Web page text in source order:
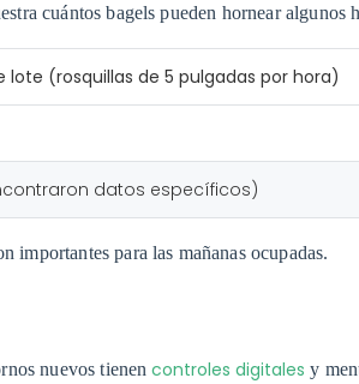
cuántos bagels pueden hornear algunos
lote (rosquillas de 5 pulgadas por hora)
datos específicos)
importantes para las mañanas ocupadas.
nuevos tienencontroles digitalesy